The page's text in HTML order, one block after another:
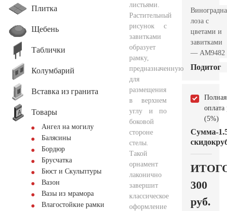
Плитка
Щебень
Таблички
Колумбарий
Вставка из гранита
Товары
Ангел на могилу
Балясины
Бордюр
Брусчатка
Бюст и Скульптуры
Вазон
Вазы из мрамора
Влагостойкие рамки
листьями.
Растительный
рисунок с
завитками
образует
рамку,
предназначенную
для
размещения
в верхнем
углу и по
боковой
стороне
стелы.
Такой
орнамент
лаконично
завершит
классическое
оформление
лоза с
цветами и
завитками
— AM9482
Подитог
Полная
оплата
(5%)
Сумма
скидок
-
300
руб.